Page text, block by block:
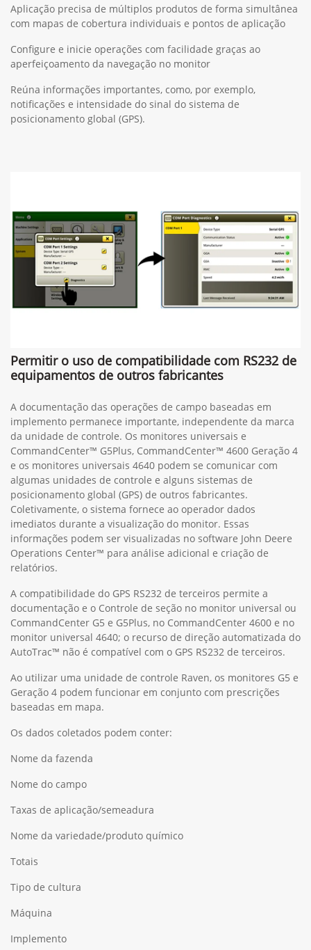
Aplicação precisa de múltiplos produtos de forma simultânea
com mapas de cobertura individuais e pontos de aplicação
Configure e inicie operações com facilidade graças ao
aperfeiçoamento da navegação no monitor
Reúna informações importantes, como, por exemplo,
notificações e intensidade do sinal do sistema de
posicionamento global (GPS).
Permitir o uso de compatibilidade com RS232 de
equipamentos de outros fabricantes
A documentação das operações de campo baseadas em
implemento permanece importante, independente da marca
da unidade de controle. Os monitores universais e
CommandCenter™ G5Plus, CommandCenter™ 4600 Geração 4
e os monitores universais 4640 podem se comunicar com
algumas unidades de controle e alguns sistemas de
posicionamento global (GPS) de outros fabricantes.
Coletivamente, o sistema fornece ao operador dados
imediatos durante a visualização do monitor. Essas
informações podem ser visualizadas no software John Deere
Operations Center™ para análise adicional e criação de
relatórios.
A compatibilidade do GPS RS232 de terceiros permite a
documentação e o Controle de seção no monitor universal ou
CommandCenter G5 e G5Plus, no CommandCenter 4600 e no
monitor universal 4640; o recurso de direção automatizada do
AutoTrac™ não é compatível com o GPS RS232 de terceiros.
Ao utilizar uma unidade de controle Raven, os monitores G5 e
Geração 4 podem funcionar em conjunto com prescrições
baseadas em mapa.
Os dados coletados podem conter:
Nome da fazenda
Nome do campo
Taxas de aplicação/semeadura
Nome da variedade/produto químico
Totais
Tipo de cultura
Máquina
Implemento